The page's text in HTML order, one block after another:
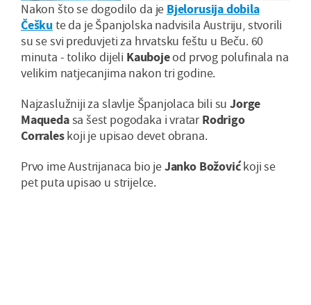
Nakon što se dogodilo da je Bjelorusija dobila
Češku te da je Španjolska nadvisila Austriju, stvorili
su se svi preduvjeti za hrvatsku feštu u Beču. 60
minuta - toliko dijeli Kaubojeod prvog polufinala na
velikim natjecanjima nakon tri godine.
Najzaslužniji za slavlje Španjolaca bili suJorge
Maquedasa šest pogodaka i vratarRodrigo
Corraleskoji je upisao devet obrana.
Prvo ime Austrijanaca bio jeJanko Božovićkoji se
pet puta upisao u strijelce.